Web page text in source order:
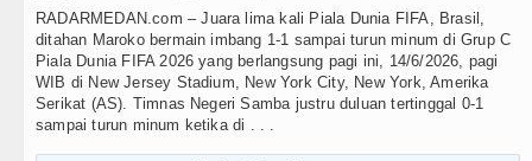
RADARMEDAN.com – Juara lima kali Piala Dunia FIFA, Brasil,
ditahan Maroko bermain imbang 1-1 sampai turun minum di Grup C
Piala Dunia FIFA 2026 yang berlangsung pagi ini, 14/6/2026, pagi
WIB di New Jersey Stadium, New York City, New York, Amerika
Serikat (AS). Timnas Negeri Samba justru duluan tertinggal 0-1
sampai turun minum ketika di . . .